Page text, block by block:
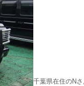
千葉県在住のN